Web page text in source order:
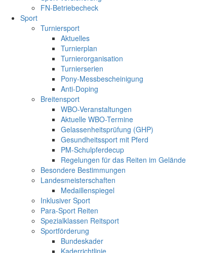
FN-Betriebecheck
Sport
Turniersport
Aktuelles
Turnierplan
Turnierorganisation
Turnierserien
Pony-Messbescheinigung
Anti-Doping
Breitensport
WBO-Veranstaltungen
Aktuelle WBO-Termine
Gelassenheitsprüfung (GHP)
Gesundheitssport mit Pferd
PM-Schulpferdecup
Regelungen für das Reiten im Gelände
Besondere Bestimmungen
Landesmeisterschaften
Medaillenspiegel
Inklusiver Sport
Para-Sport Reiten
Spezialklassen Reitsport
Sportförderung
Bundeskader
Kaderrichtlinie